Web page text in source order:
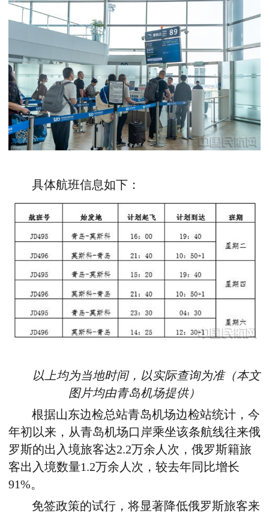
具体航班信息如下：
以上均为当地时间，以实际查询为准（本文
图片均由青岛机场提供）
根据山东边检总站青岛机场边检站统计，今
年初以来，从青岛机场口岸乘坐该条航线往来俄
罗斯的出入境旅客达2.2万余人次，俄罗斯籍旅
客出入境数量1.2万余人次，较去年同比增长
91%。
免签政策的试行，将显著降低俄罗斯旅客来